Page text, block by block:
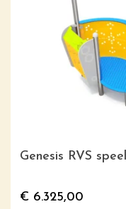
Genesis RVS
€ 6.325,00